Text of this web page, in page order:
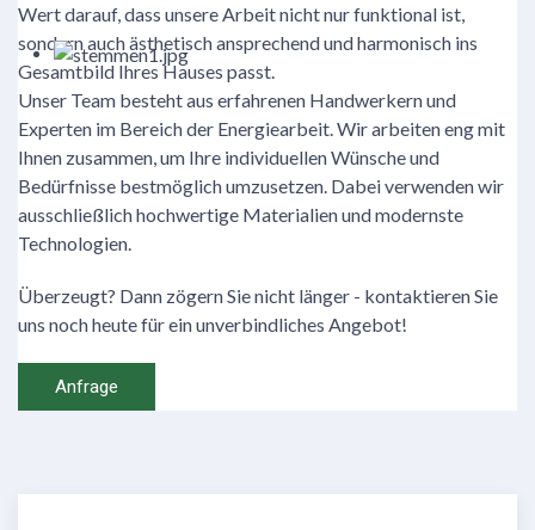
Wert darauf, dass unsere Arbeit nicht nur funktional ist,
sondern auch ästhetisch ansprechend und harmonisch ins
Gesamtbild Ihres Hauses passt.
Unser Team besteht aus erfahrenen Handwerkern und
Experten im Bereich der Energiearbeit. Wir arbeiten eng mit
Ihnen zusammen, um Ihre individuellen Wünsche und
Bedürfnisse bestmöglich umzusetzen. Dabei verwenden wir
ausschließlich hochwertige Materialien und modernste
Technologien.
Überzeugt? Dann zögern Sie nicht länger - kontaktieren Sie
uns noch heute für ein unverbindliches Angebot!
Anfrage